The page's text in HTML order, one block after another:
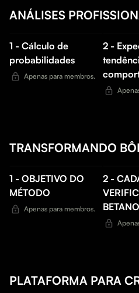
ANÁLISES
1 - Cálculo de
probabilidades
Apenas para membros.
2 -
TRANSFORMANDO
1 - OBJETIVO DO
MÉTODO
Apenas para membros.
2 -
BETANO
PLATAFORMA PARA